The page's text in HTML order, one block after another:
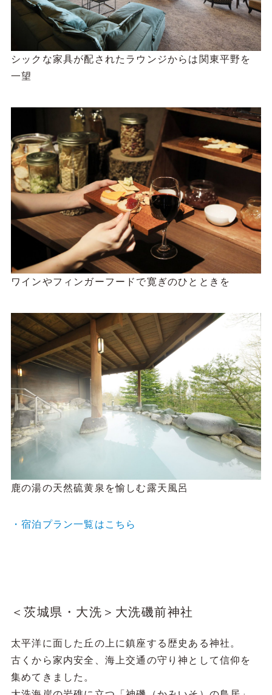
シックな家具が配されたラウンジからは関東平野を
一望
ワインやフィンガーフードで寛ぎのひとときを
鹿の湯の天然硫黄泉を愉しむ露天風呂
・宿泊プラン一覧はこちら
＜茨城県・大洗＞大洗磯前神社
太平洋に面した丘の上に鎮座する歴史ある神社。
古くから家内安全、海上交通の守り神として信仰を
集めてきました。